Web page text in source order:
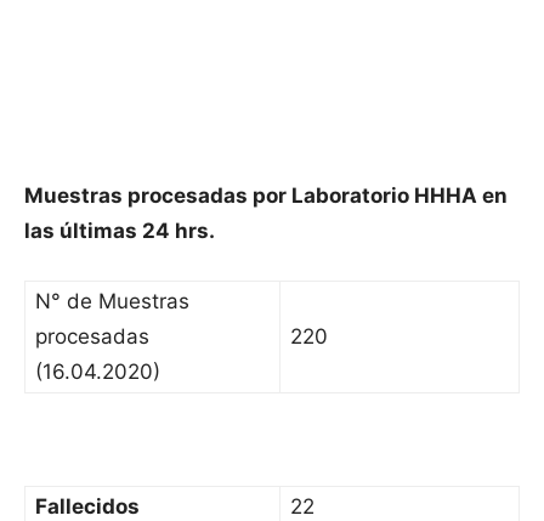
Muestras procesadas por Laboratorio HHHA en
las últimas 24 hrs.
N° de Muestras
procesadas
(16.04.2020)
220
Fallecidos 22